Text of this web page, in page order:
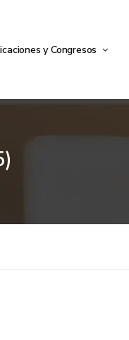
y Congresos